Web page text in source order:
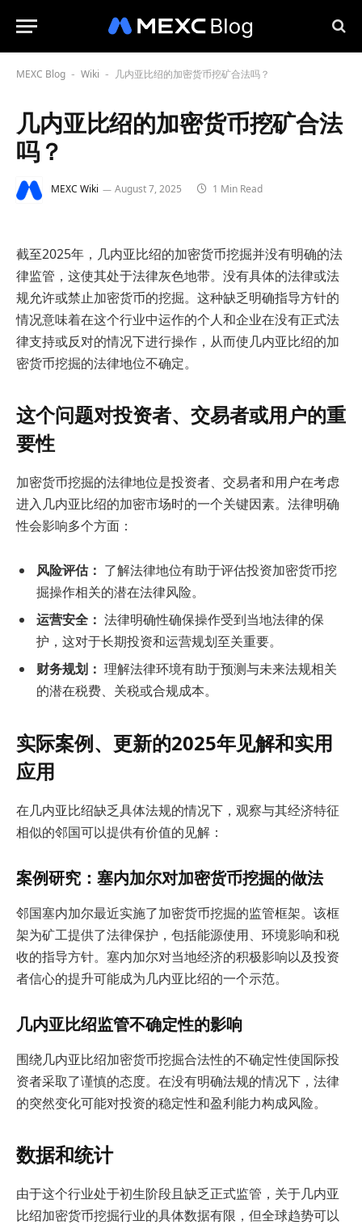
MEXC Blog - Wiki - 几内亚比绍的加密货币挖矿合法吗？
几内亚比绍的加密货币挖矿合法
吗？
MEXC Wiki August 7, 2025 1 Min Read
截至2025年，几内亚比绍的加密货币挖掘并没有明确的法
律监管，这使其处于法律灰色地带。没有具体的法律或法
规允许或禁止加密货币的挖掘。这种缺乏明确指导方针的
情况意味着在这个行业中运作的个人和企业在没有正式法
律支持或反对的情况下进行操作，从而使几内亚比绍的加
密货币挖掘的法律地位不确定。
这个问题对投资者、交易者或用户的重
要性
加密货币挖掘的法律地位是投资者、交易者和用户在考虑
进入几内亚比绍的加密市场时的一个关键因素。法律明确
性会影响多个方面：
风险评估： 了解法律地位有助于评估投资加密货币挖
掘操作相关的潜在法律风险。
运营安全： 法律明确性确保操作受到当地法律的保
护，这对于长期投资和运营规划至关重要。
财务规划： 理解法律环境有助于预测与未来法规相关
的潜在税费、关税或合规成本。
实际案例、更新的2025年见解和实用
应用
在几内亚比绍缺乏具体法规的情况下，观察与其经济特征
相似的邻国可以提供有价值的见解：
案例研究：塞内加尔对加密货币挖掘的做法
邻国塞内加尔最近实施了加密货币挖掘的监管框架。该框
架为矿工提供了法律保护，包括能源使用、环境影响和税
收的指导方针。塞内加尔对当地经济的积极影响以及投资
者信心的提升可能成为几内亚比绍的一个示范。
几内亚比绍监管不确定性的影响
围绕几内亚比绍加密货币挖掘合法性的不确定性使国际投
资者采取了谨慎的态度。在没有明确法规的情况下，法律
的突然变化可能对投资的稳定性和盈利能力构成风险。
数据和统计
由于这个行业处于初生阶段且缺乏正式监管，关于几内亚
比绍加密货币挖掘行业的具体数据有限，但全球趋势可以